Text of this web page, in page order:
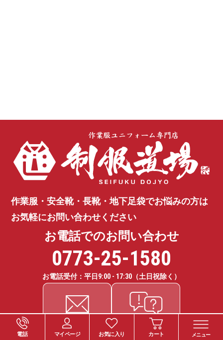
作業服・安全靴・長靴・地下足袋でお悩みの方は
お気軽にお問い合わせください
お電話でのお問い合わせ
0773-25-1580
お電話受付：平日 9:00 - 17:30 （土日祝除く）
電話 マイページ お気に入り カート メニュー